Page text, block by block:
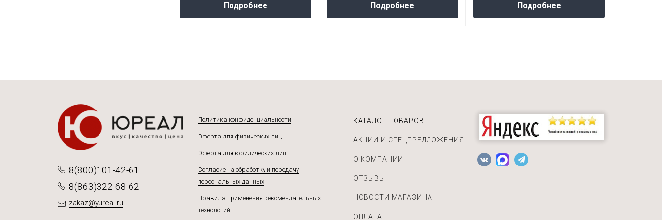
Подробнее Подробнее Подробнее
8(800)101-42-61
8(863)322-68-62
zakaz@yureal.ru
Политика конфиденциальности
Оферта для физических лиц
Оферта для юридических лиц
Согласие на обработку и передачу
персональных данных
Правила применения рекомендательных
технологий
КАТАЛОГ ТОВАРОВ
АКЦИИ И СПЕЦПРЕДЛОЖЕНИЯ
О КОМПАНИИ
ОТЗЫВЫ
НОВОСТИ МАГАЗИНА
ОПЛАТА